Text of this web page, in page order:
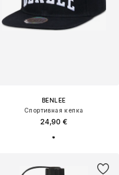
BENLEE
Спортивная кепка
24,90 €